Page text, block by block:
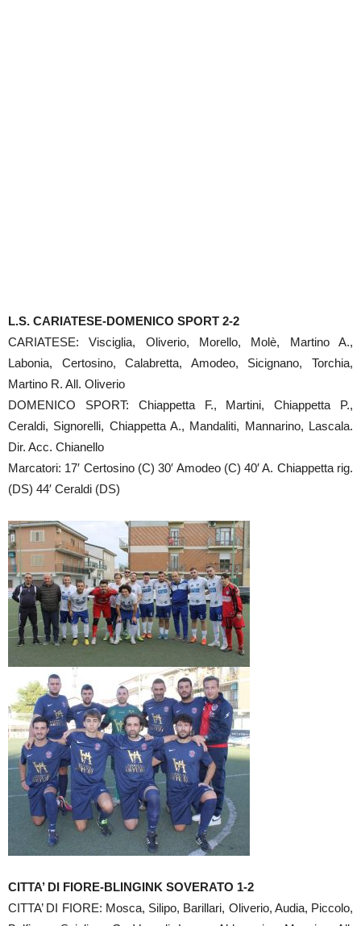
L.S. CARIATESE-DOMENICO SPORT 2-2
CARIATESE: Visciglia, Oliverio, Morello, Molè, Martino A.,
Labonia, Certosino, Calabretta, Amodeo, Sicignano, Torchia,
Martino R. All. Oliverio
DOMENICO SPORT: Chiappetta F., Martini, Chiappetta P.,
Ceraldi, Signorelli, Chiappetta A., Mandaliti, Mannarino, Lascala.
Dir. Acc. Chianello
Marcatori: 17′ Certosino (C) 30′ Amodeo (C) 40′ A. Chiappetta rig.
(DS) 44′ Ceraldi (DS)
CITTA’ DI FIORE-BLINGINK SOVERATO 1-2
CITTA’ DI FIORE: Mosca, Silipo, Barillari, Oliverio, Audia, Piccolo,